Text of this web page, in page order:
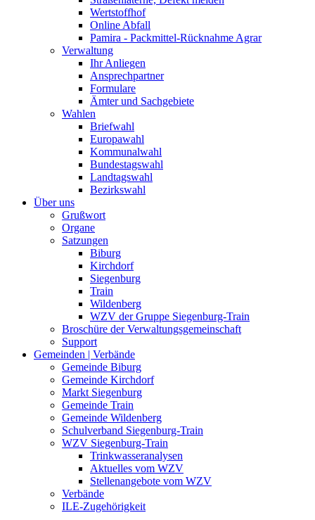
Wertstoffhof
Online Abfall
Pamira - Packmittel-Rücknahme Agrar
Verwaltung
Ihr Anliegen
Ansprechpartner
Formulare
Ämter und Sachgebiete
Wahlen
Briefwahl
Europawahl
Kommunalwahl
Bundestagswahl
Landtagswahl
Bezirkswahl
Über uns
Grußwort
Organe
Satzungen
Biburg
Kirchdorf
Siegenburg
Train
Wildenberg
WZV der Gruppe Siegenburg-Train
Broschüre der Verwaltungsgemeinschaft
Support
Gemeinden | Verbände
Gemeinde Biburg
Gemeinde Kirchdorf
Markt Siegenburg
Gemeinde Train
Gemeinde Wildenberg
Schulverband Siegenburg-Train
WZV Siegenburg-Train
Trinkwasseranalysen
Aktuelles vom WZV
Stellenangebote vom WZV
Verbände
ILE-Zugehörigkeit